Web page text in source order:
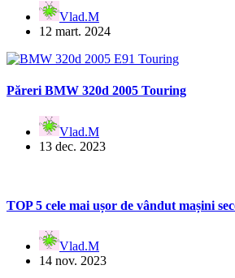
Vlad.M
12 mart. 2024
Păreri BMW 320d 2005 Touring
Vlad.M
13 dec. 2023
TOP 5 cele mai ușor de vândut mașini
Vlad.M
14 nov. 2023